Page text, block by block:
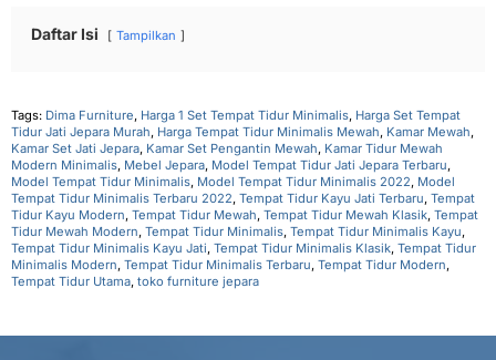
Daftar Isi Tampilkan
Tags: Dima Furniture, Harga 1 Set Tempat Tidur Minimalis, Harga Set Tempat
Tidur Jati Jepara Murah, Harga Tempat Tidur Minimalis Mewah, Kamar Mewah,
Kamar Set Jati Jepara, Kamar Set Pengantin Mewah, Kamar Tidur Mewah
Modern Minimalis, Mebel Jepara, Model Tempat Tidur Jati Jepara Terbaru,
Model Tempat Tidur Minimalis, Model Tempat Tidur Minimalis 2022, Model
Tempat Tidur Minimalis Terbaru 2022, Tempat Tidur Kayu Jati Terbaru, Tempat
Tidur Kayu Modern, Tempat Tidur Mewah, Tempat Tidur Mewah Klasik, Tempat
Tidur Mewah Modern, Tempat Tidur Minimalis, Tempat Tidur Minimalis Kayu,
Tempat Tidur Minimalis Kayu Jati, Tempat Tidur Minimalis Klasik, Tempat Tidur
Minimalis Modern, Tempat Tidur Minimalis Terbaru, Tempat Tidur Modern,
Tempat Tidur Utama, toko furniture jepara